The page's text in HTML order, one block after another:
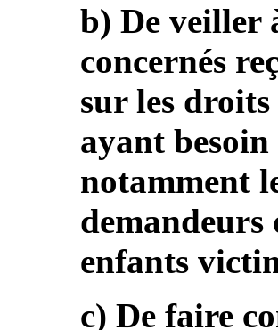
b) De veiller
concernés
sur les droits
ayant
notamment
demandeurs
enfants
c) De faire